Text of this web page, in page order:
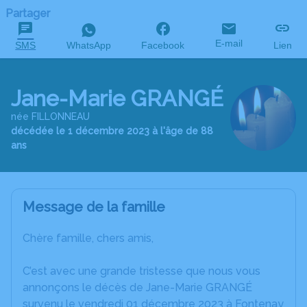
Partager
SMS WhatsApp Facebook E-mail Lien
Jane-Marie GRANGÉ
née FILLONNEAU
décédée le 1 décembre 2023 à l'âge de 88
ans
Message de la famille
Chère famille, chers amis,
C’est avec une grande tristesse que nous vous
annonçons le décès de Jane-Marie GRANGÉ
survenu le vendredi 01 décembre 2023 à Fontenay